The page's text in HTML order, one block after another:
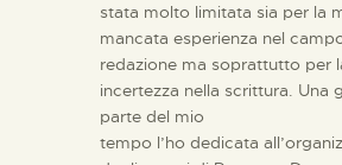
stata molto limitata sia per la
mancata esperienza nel
redazione ma soprattutto per
incertezza nella scrittura. Una
parte del mio
tempo l’ho dedicata